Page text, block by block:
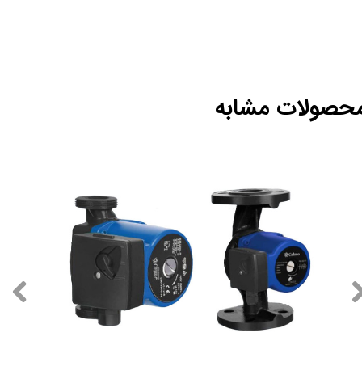
مشابه